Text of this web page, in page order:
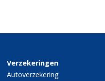
Verzekeringen
Autoverzekering